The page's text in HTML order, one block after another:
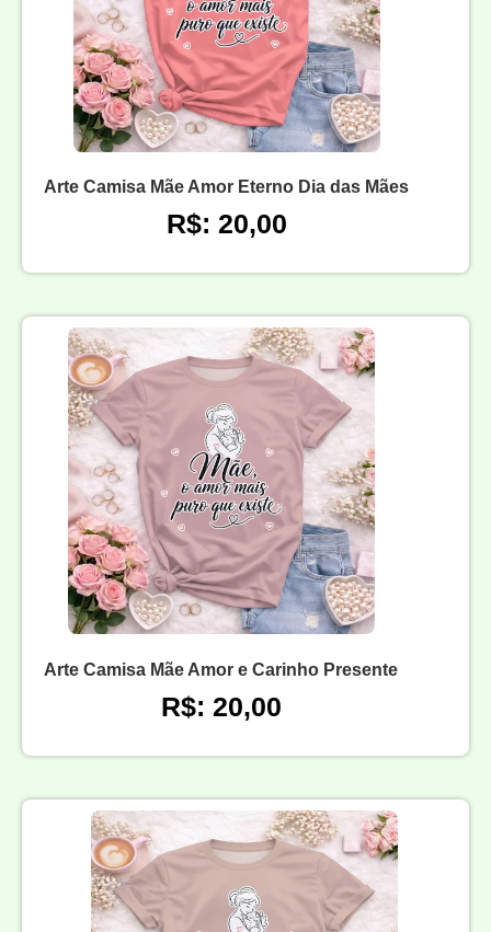
Arte Camisa Mãe Amor Eterno Dia das Mães
R$: 20,00
Arte Camisa Mãe Amor e Carinho Presente
R$: 20,00